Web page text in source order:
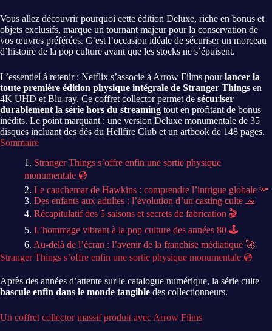
Vous allez découvrir pourquoi cette édition Deluxe, riche en bonus et
objets exclusifs, marque un tournant majeur pour la conservation de
vos œuvres préférées. C’est l’occasion idéale de sécuriser un morceau
d’histoire de la pop culture avant que les stocks ne s’épuisent.
L’essentiel à retenir : Netflix s’associe à Arrow Films pourlancer la
toute première édition physique intégrale de Stranger Things en
4K UHD et Blu-ray. Ce coffret collector permet de sécuriser
durablement la série hors du streaming tout en profitant de bonus
inédits. Le point marquant : une version Deluxe monumentale de 35
disques incluant des dés du Hellfire Club et un artbook de 148 pages.
Sommaire
Stranger Things s’offre enfin une sortie physique
monumentale 💿
Le cauchemar de Hawkins : comprendre l’intrigue globale 🔦
Des enfants aux adultes : l’évolution d’un casting culte 🧢
Récapitulatif des 5 saisons et secrets de fabrication 🎬
L’hommage vibrant à la pop culture des années 80 🕹️
Au-delà de l’écran : l’avenir de la franchise médiatique 🚀
Stranger Things s’offre enfin une sortie physique monumentale 💿
Après des années d’attente sur le catalogue numérique, la série culte
bascule enfin dans le monde tangible des collectionneurs.
Un coffret collector massif produit avec Arrow Films